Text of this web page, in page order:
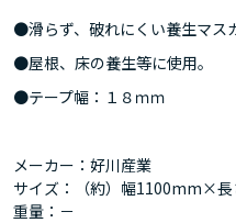
●滑らず、破れにくい養生マス
●屋根、床の養生等に使用。
●テープ幅：１８ｍｍ
メーカー：好川産業
サイズ：（約）幅1100mm×長
重量：－